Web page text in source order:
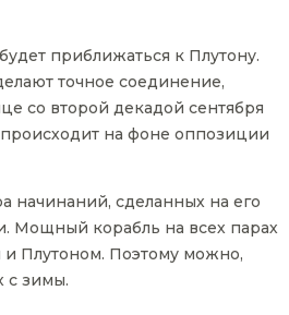
приближаться к Плутону.
точное соединение,
со второй декадой сентября
происходит на фоне оппозиции
начинаний, сделанных на его
Мощный корабль на всех парах
и Плутоном. Поэтому можно,
с зимы.